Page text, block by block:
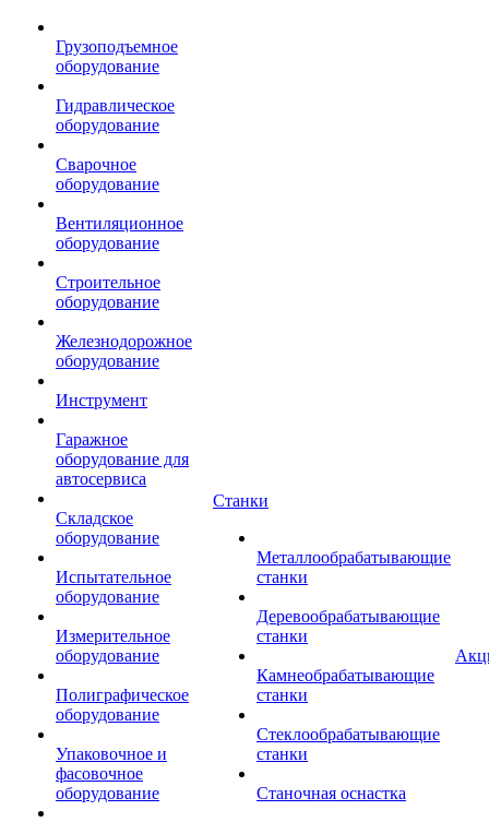
Грузоподъемное
оборудование
Гидравлическое
оборудование
Сварочное
оборудование
Вентиляционное
оборудование
Строительное
оборудование
Железнодорожное
оборудование
Инструмент
Гаражное
оборудование для
автосервиса
Складское
оборудование
Испытательное
оборудование
Измерительное
оборудование
Полиграфическое
оборудование
Упаковочное и
фасовочное
оборудование
Станки
Металлообрабатывающие
станки
Деревообрабатывающие
станки
Камнеобрабатывающие
станки
Стеклообрабатывающие
станки
Станочная оснастка